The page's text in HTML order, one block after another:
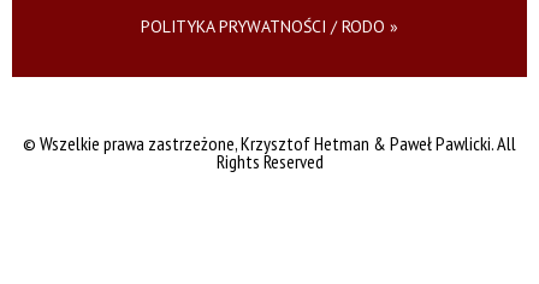
POLITYKA PRYWATNOŚCI / RODO »
© Wszelkie prawa zastrzeżone,Krzysztof Hetman & Paweł Pawlicki. All
Rights Reserved